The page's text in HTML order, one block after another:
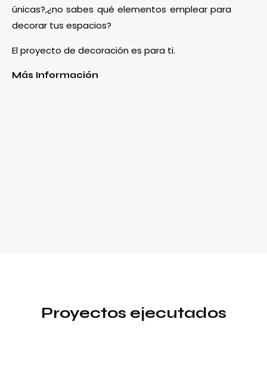
únicas?,¿no sabes qué elementos emplear para
decorar tus espacios?
El proyecto de decoración es para ti.
Más Información
Proyectos ejecutados